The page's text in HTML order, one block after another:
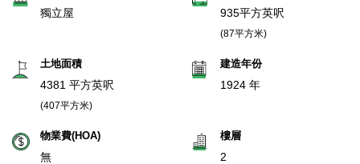
獨立屋 935平方英呎
(87平方米)
土地面積
4381 平方英呎
(407平方米)
建造年份
1924 年
物業費(HOA)
無
樓層
2